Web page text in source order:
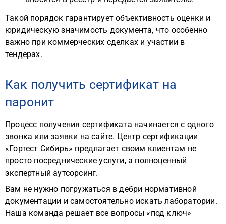
Такой порядок гарантирует объективность оценки и
юридическую значимость документа, что особенно
важно при коммерческих сделках и участии в
тендерах.
Как получить сертификат на
паронит
Процесс получения сертификата начинается с одного
звонка или заявки на сайте. Центр сертификации
«Гортест Сибирь» предлагает своим клиентам не
просто посреднические услуги, а полноценный
экспертный аутсорсинг.
Вам не нужно погружаться в дебри нормативной
документации и самостоятельно искать лаборатории.
Наша команда решает все вопросы «под ключ»